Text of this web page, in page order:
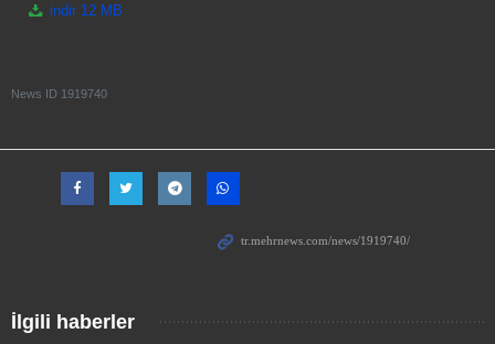
indir 12 MB
News ID 1919740
İlgili haberler